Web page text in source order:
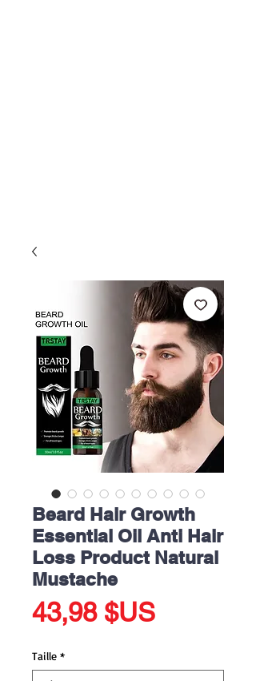
Beard Hair Growth
Essential Oil Anti Hair
Loss Product Natural
Mustache
43,98 $USPrix
Taille *